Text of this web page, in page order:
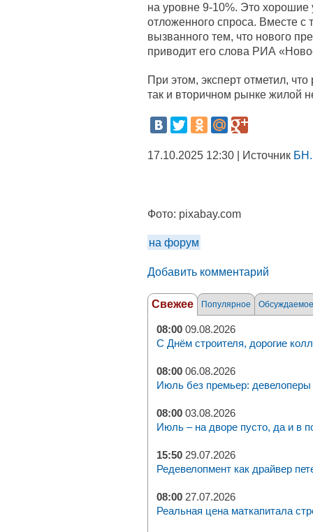
на уровне 9-10%. Это хорошие
отложенного спроса. Вместе
вызванного тем, что нового
приводит его слова РИА
При этом, эксперт отметил,
так и вторичном рынке жилой
17.10.2025 12:30 | Источник
Фото: pixabay.com
на форум
Добавить комментарий
Свежее Популярное Обсуждаемое
08:00 09.08.2026
С Днём строителя, дорогие
08:00 06.08.2026
Июль без премьер: девелоперы
08:00 03.08.2026
Июль – на дворе пусто, да и в
15:50 29.07.2026
Редевелопмент как драйвер
08:00 27.07.2026
Реальная цена маткапитала